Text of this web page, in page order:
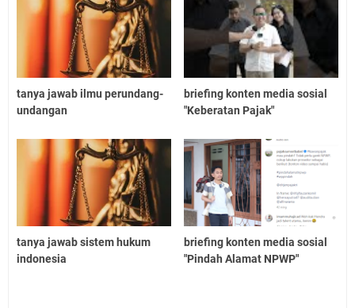
tanya jawab ilmu perundang-
undangan
briefing konten media sosial
"Keberatan Pajak"
tanya jawab sistem hukum
indonesia
briefing konten media sosial
"Pindah Alamat NPWP"